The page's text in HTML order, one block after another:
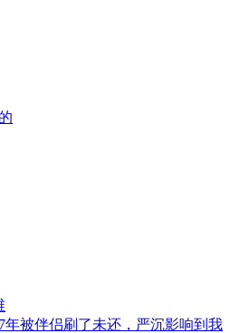
年被伴侣刷了未还，严沉影响到我